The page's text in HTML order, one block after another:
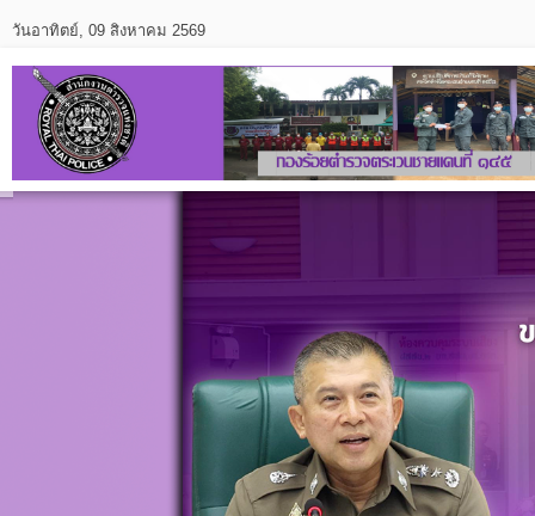
วันอาทิตย์, 09 สิงหาคม 2569